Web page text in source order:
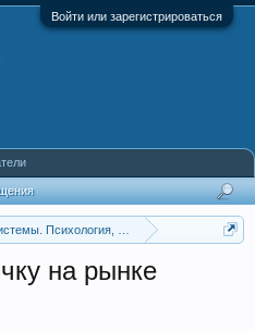
Войти или зарегистрироваться
Психология, Инструменты анализа
на рынке